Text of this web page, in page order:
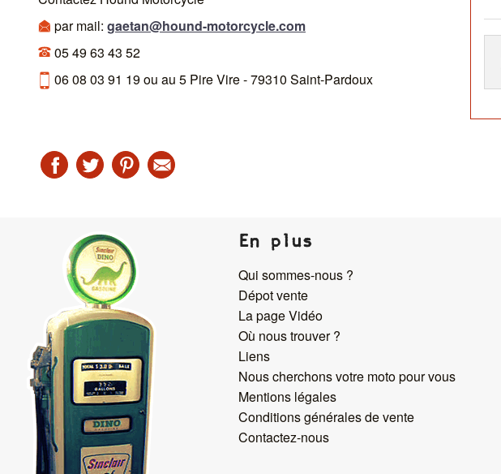
par mail: gaetan@hound-motorcycle.com
05 49 63 43 52
06 08 03 91 19 ou au 5 Pire Vire - 79310 Saint-Pardoux
En plus
Qui sommes-nous ?
Dépot vente
La page Vidéo
Où nous trouver ?
Liens
Nous cherchons votre moto pour vous
Mentions légales
Conditions générales de vente
Contactez-nous